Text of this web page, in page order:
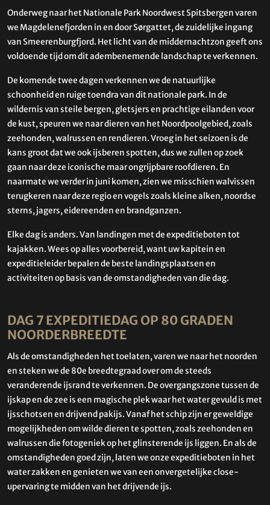
Onderweg naar het Nationale Park Noordwest Spitsbergen varen
we Magdelenefjorden in en door Sørgattet, de zuidelijke ingang
van Smeerenburgfjord. Het licht van de middernachtzon geeft ons
voldoende tijd om dit adembenemende landschap te verkennen.
De komende twee dagen verkennen we de natuurlijke
schoonheid en ruige toendra van dit nationale park. In de
wildernis van steile bergen, gletsjers en prachtige eilanden voor
de kust, speuren we naar dieren van het Noordpoolgebied, zoals
zeehonden, walrussen en rendieren. Vroeg in het seizoen is de
kans groot dat we ook ijsberen spotten, dus we zullen op zoek
gaan naar deze iconische maar ongrijpbare roofdieren. En
naarmate we verder in juni komen, zien we misschien walvissen
terugkeren naar deze regio en vogels zoals kleine alken, noordse
sterns, jagers, eidereenden en brandganzen.
Elke dag is anders. Van landingen met de expeditieboten tot
kajakken. Wees op alles voorbereid, want uw kapitein en
expeditieleider bepalen de beste landingsplaatsen en
activiteiten op basis van de omstandigheden van die dag.
DAG 7 EXPEDITIEDAG OP 80 GRADEN
NOORDERBREEDTE
Als de omstandigheden het toelaten, varen we naar het noorden
en steken we de 80e breedtegraad over om de steeds
veranderende ijsrand te verkennen. De overgangszone tussen de
ijskap en de zee is een magische plek waar het water gevuld is met
ijsschotsen en drijvend pakijs. Vanaf het schip zijn er geweldige
mogelijkheden om wilde dieren te spotten, zoals zeehonden en
walrussen die fotogeniek op het glinsterende ijs liggen. En als de
omstandigheden goed zijn, laten we onze expeditieboten in het
water zakken en genieten we van een onvergetelijke close-
upervaring te midden van het drijvende ijs.